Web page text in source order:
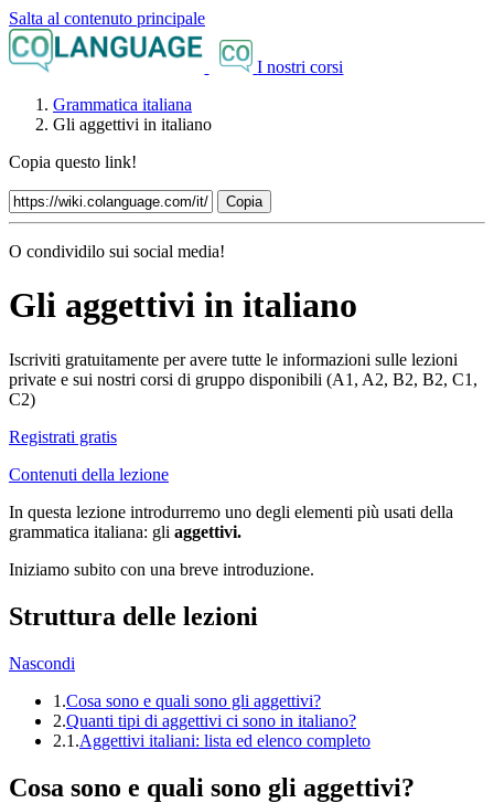
Salta al contenuto principale
I nostri corsi
Grammatica italiana
Gli aggettivi in italiano
Copia questo link!
Copia
O condividilo sui social media!
Gli aggettivi in italiano
Iscriviti gratuitamente per avere tutte le informazioni sulle lezioni
private e sui nostri corsi di gruppo disponibili (A1, A2, B2, B2, C1,
C2)
Registrati gratis
Contenuti della lezione
In questa lezione introdurremo uno degli elementi più usati della
grammatica italiana: gli aggettivi.
Iniziamo subito con una breve introduzione.
Struttura delle lezioni
Nascondi
1.Cosa sono e quali sono gli aggettivi?
2.Quanti tipi di aggettivi ci sono in italiano?
2.1.Aggettivi italiani: lista ed elenco completo
Cosa sono e quali sono gli aggettivi?